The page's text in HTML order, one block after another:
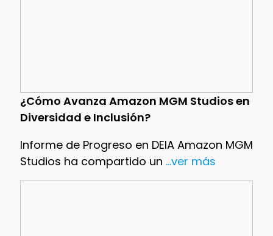
¿Cómo Avanza Amazon MGM Studios en
Diversidad e Inclusión?
Informe de Progreso en DEIA Amazon MGM
Studios ha compartido un ...ver más